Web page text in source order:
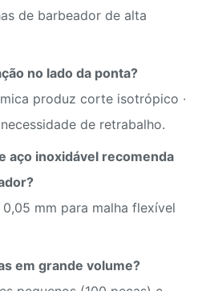
consistente
5-7 dias para as
amostras, 7-15 dias
para a massa
de barbeador de alta
no lado da ponta?
produz corte isotrópico ∙
de retrabalho.
aço inoxidável recomenda
mm para malha flexível
em grande volume?